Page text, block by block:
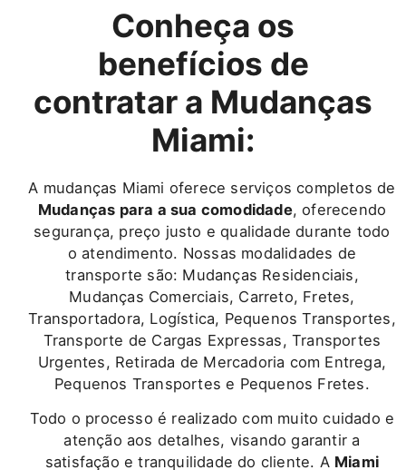
Conheça os
benefícios de
contratar a Mudanças
Miami:
A mudanças Miami oferece serviços completos de
Mudanças para a sua comodidade, oferecendo
segurança, preço justo e qualidade durante todo
o atendimento. Nossas modalidades de
transporte são: Mudanças Residenciais,
Mudanças Comerciais, Carreto, Fretes,
Transportadora, Logística, Pequenos Transportes,
Transporte de Cargas Expressas, Transportes
Urgentes, Retirada de Mercadoria com Entrega,
Pequenos Transportes e Pequenos Fretes.
Todo o processo é realizado com muito cuidado e
atenção aos detalhes, visando garantir a
satisfação e tranquilidade do cliente. A Miami